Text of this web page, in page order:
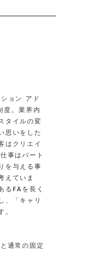
ョン アド
。業界内
タイルの変
思いをした
はクリエイ
事はパート
を与える事
えていま
るFAを長く
、「キャリ
通常の固定